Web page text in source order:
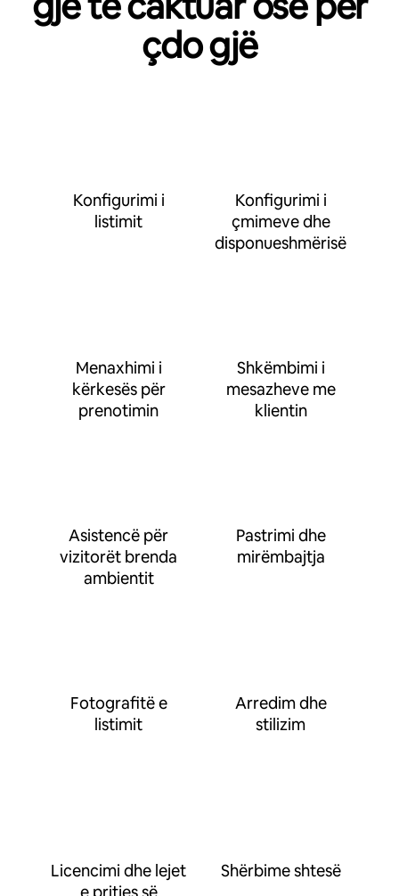
çdo gjë
Konfigurimi i
listimit
Konfigurimi i
çmimeve dhe
disponueshmërisë
Menaxhimi i
kërkesës për
prenotimin
Shkëmbimi i
mesazheve me
klientin
Asistencë për
vizitorët brenda
ambientit
Pastrimi dhe
mirëmbajtja
Fotografitë e
listimit
Arredim dhe
stilizim
Licencimi dhe lejet
Shërbime shtesë